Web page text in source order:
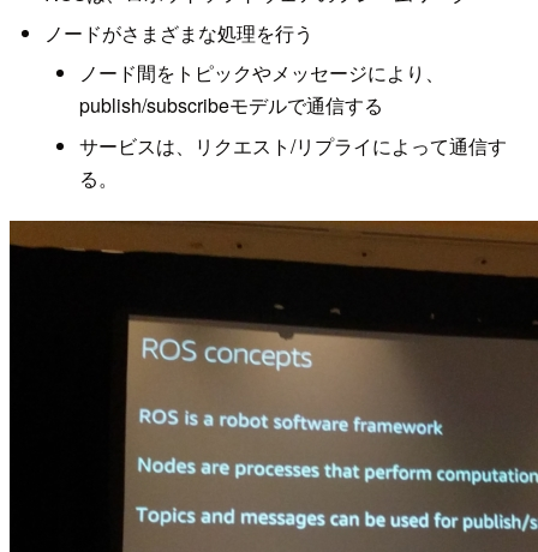
ノードがさまざまな処理を行う
ノード間をトピックやメッセージにより、
publish/subscribeモデルで通信する
サービスは、リクエスト/リプライによって通信す
る。